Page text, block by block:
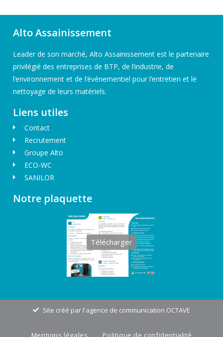
Alto Assainissement
Leader de son marché, Alto Assainissement est le partenaire
privilégié des entreprises de BTP, de l’industrie, de
l’environnement et de l’événementiel pour l’entretien et le
nettoyage de leurs matériels.
Liens utiles
Contact
Recrutement
Groupe Alto
ECO-WC
SANILOR
Notre plaquette
Télécharger
Site créé par l'agence de communication OCTAVE
Mentions légales Politique de confidentialité